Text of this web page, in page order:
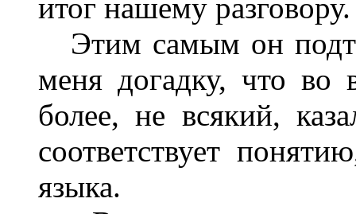
итог нашему разговору.
Этим самым он
меня догадку, что во
более, не всякий,
соответствует
языка.